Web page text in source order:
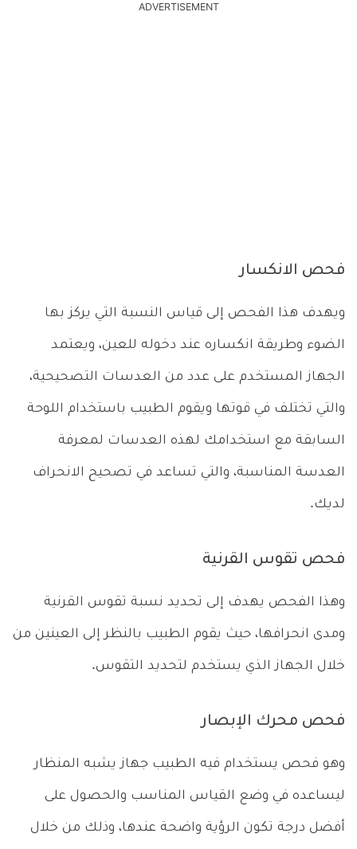
ADVERTISEMENT
فحص الانكسار
ويهدف هذا الفحص إلى قياس النسبة التي يركز بها
الضوء وطريقة انكساره عند دخوله للعين، ويعتمد
الجهاز المستخدم على عدد من العدسات التصحيحية،
والتي تختلف في قوتها ويقوم الطبيب باستخدام اللوحة
السابقة مع استخدامك لهذه العدسات لمعرفة
العدسة المناسبة، والتي تساعد في تصحيح الانحراف
لديك.
فحص تقوس القرنية
وهذا الفحص يهدف إلى تحديد نسبة تقوس القرنية
ومدى انحرافها، حيث يقوم الطبيب بالنظر إلى العينين من
خلال الجهاز الذي يستخدم لتحديد التقوس.
فحص محرك الإبصار
وهو فحص يستخدام فيه الطبيب جهاز يشبه المنظار
ليساعده في وضع القياس المناسب والحصول على
أفضل درجة تكون الرؤية واضحة عندها، وذلك من خلال